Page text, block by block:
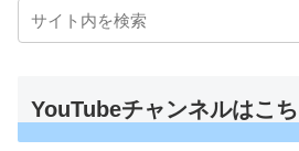
YouTubeチャンネルはこ